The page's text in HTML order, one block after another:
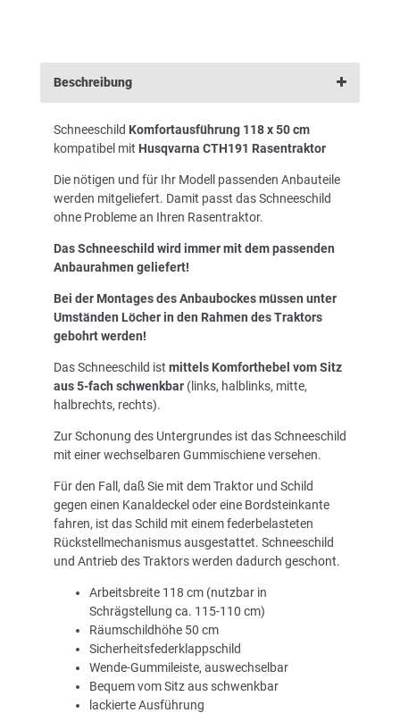
Beschreibung
Schneeschild Komfortausführung 118 x 50 cm
kompatibel mit Husqvarna CTH191 Rasentraktor
Die nötigen und für Ihr Modell passenden Anbauteile
werden mitgeliefert. Damit passt das Schneeschild
ohne Probleme an Ihren Rasentraktor.
Das Schneeschild wird immer mit dem passenden
Anbaurahmen geliefert!
Bei der Montages des Anbaubockes müssen unter
Umständen Löcher in den Rahmen des Traktors
gebohrt werden!
Das Schneeschild ist mittels Komforthebel vom Sitz
aus 5-fach schwenkbar (links, halblinks, mitte,
halbrechts, rechts).
Zur Schonung des Untergrundes ist das Schneeschild
mit einer wechselbaren Gummischiene versehen.
Für den Fall, daß Sie mit dem Traktor und Schild
gegen einen Kanaldeckel oder eine Bordsteinkante
fahren, ist das Schild mit einem federbelasteten
Rückstellmechanismus ausgestattet. Schneeschild
und Antrieb des Traktors werden dadurch geschont.
Arbeitsbreite 118 cm (nutzbar in
Schrägstellung ca. 115-110 cm)
Räumschildhöhe 50 cm
Sicherheitsfederklappschild
Wende-Gummileiste, auswechselbar
Bequem vom Sitz aus schwenkbar
lackierte Ausführung